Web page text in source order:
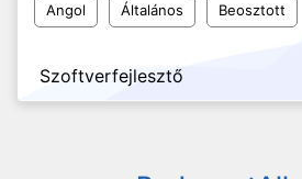
Angol Általános Beosztott
Szoftverfejlesztő